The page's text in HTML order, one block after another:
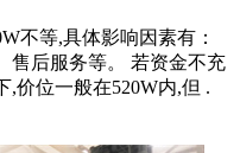
不等,具体影响因素有：
售后服务等。 若资金不充
,价位一般在520W内,但 .